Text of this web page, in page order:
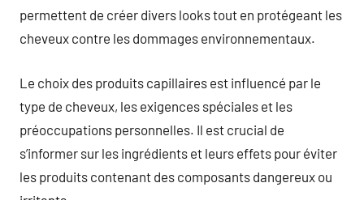
permettent de créer divers looks tout en protégeant les
cheveux contre les dommages environnementaux.
Le choix des produits capillaires est influencé par le
type de cheveux, les exigences spéciales et les
préoccupations personnelles. Il est crucial de
s’informer sur les ingrédients et leurs effets pour éviter
les produits contenant des composants dangereux ou